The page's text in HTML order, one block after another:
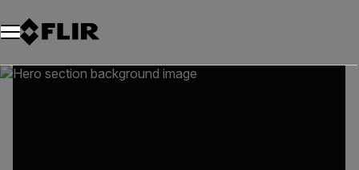
Unread messages
Modello
Rimuovi
articoli
articolo
Aggiungi al carrello
Aggiunto al carrello